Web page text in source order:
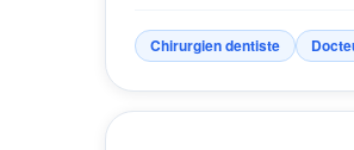
Chirurgien dentiste